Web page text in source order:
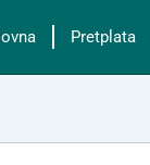
Pretplata